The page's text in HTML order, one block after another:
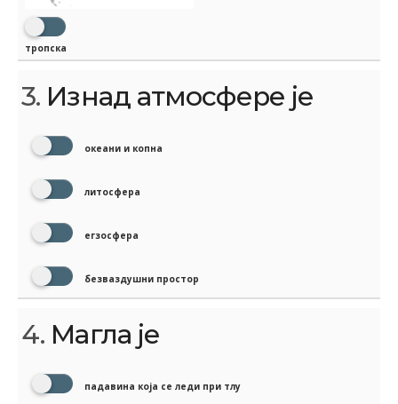
тропска
3. Изнад атмосфере је
океани и копна
литосфера
егзосфера
безваздушни простор
4. Магла је
падавина која се леди при тлу